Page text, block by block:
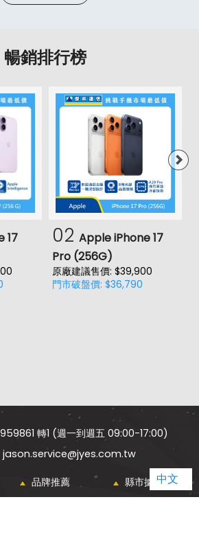
暢銷排行榜
17
02 Apple iPhone 17
Pro (256G)
原廠建議售價: $39,900
門市破盤價: $36,790
轉1 (週一到週五 09:00-17:00)
jason.service@jyes.com.tw
品牌推薦
縣市據點中文